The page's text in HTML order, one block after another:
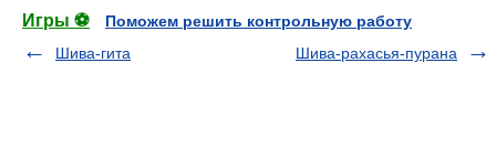
Игры ⚽
Поможем решить контрольную работу
Шива-гита
Шива-рахасья-пурана